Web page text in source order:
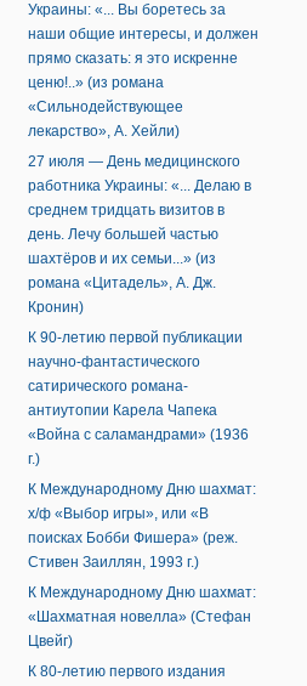
Украины: «... Вы боретесь за
наши общие интересы, и должен
прямо сказать: я это искренне
ценю!..» (из романа
«Сильнодействующее
лекарство», А. Хейли)
27 июля — День медицинского
работника Украины: «... Делаю в
среднем тридцать визитов в
день. Лечу большей частью
шахтёров и их семьи...» (из
романа «Цитадель», А. Дж.
Кронин)
К 90-летию первой публикации
научно-фантастического
сатирического романа-
антиутопии Карела Чапека
«Война с саламандрами» (1936
г.)
К Международному Дню шахмат:
х/ф «Выбор игры», или «В
поисках Бобби Фишера» (реж.
Стивен Заиллян, 1993 г.)
К Международному Дню шахмат:
«Шахматная новелла» (Стефан
Цвейг)
К 80-летию первого издания